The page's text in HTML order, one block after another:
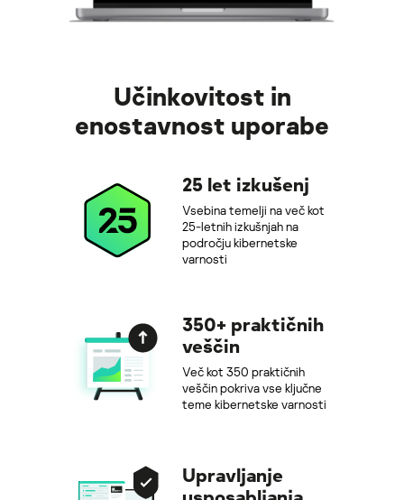
Učinkovitost in
enostavnost uporabe
25 let izkušenj
Vsebina temelji na več kot
25-letnih izkušnjah na
področju kibernetske
varnosti
350+ praktičnih
veščin
Več kot 350 praktičnih
veščin pokriva vse ključne
teme kibernetske varnosti
Upravljanje